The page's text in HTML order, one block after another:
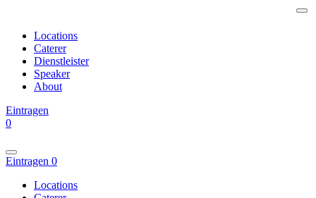
Locations
Caterer
Dienstleister
Speaker
About
Eintragen
0
Eintragen 0
Locations